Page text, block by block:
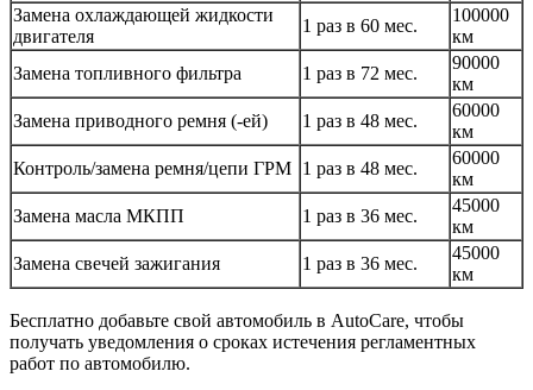
Замена охлаждающей жидкости
двигателя
1 раз в 60 мес.
100000
км
Замена топливного фильтра
1 раз в 72 мес.
90000
км
Замена приводного ремня (-ей)
1 раз в 48 мес.
60000
км
Контроль/замена ремня/цепи ГРМ 1 раз в 48 мес.
60000
км
Замена масла МКПП
1 раз в 36 мес.
45000
км
Замена свечей зажигания
1 раз в 36 мес.
45000
км
Бесплатно добавьте свой автомобиль в AutoCare, чтобы
получать уведомления о сроках истечения регламентных
работ по автомобилю.